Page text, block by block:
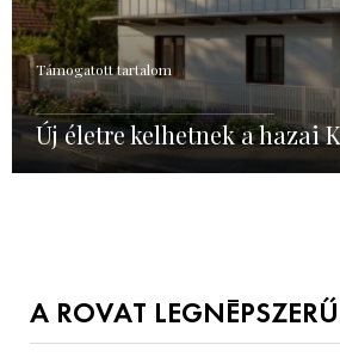
Támogatott tartalom
Új életre kelhetnek a hazai
A ROVAT